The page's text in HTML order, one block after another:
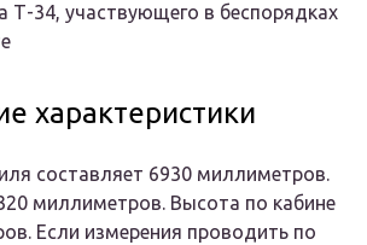
Т-34, участвующего в беспорядках
характеристики
составляет 6930 миллиметров.
миллиметров. Высота по кабине
Если измерения проводить по